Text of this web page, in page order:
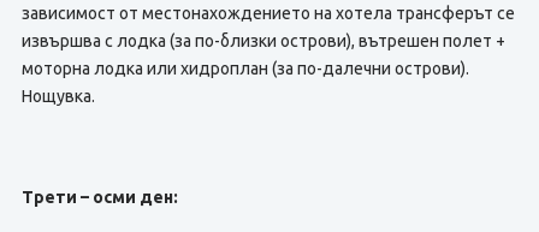
зависимост от местонахождението на хотела трансферът се
извършва с лодка (за по-близки острови), вътрешен полет +
моторна лодка или хидроплан (за по-далечни острови).
Нощувка.
Трети – осми ден: